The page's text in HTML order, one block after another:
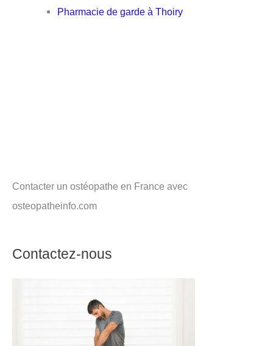
Pharmacie de garde à Thoiry
Contacter un ostéopathe en France avec
osteopatheinfo.com
Contactez-nous